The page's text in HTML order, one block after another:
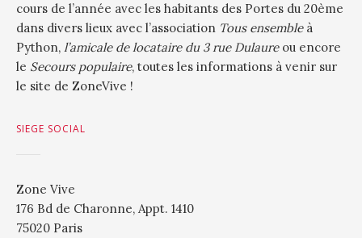
cours de l’année avec les habitants des Portes du 20ème
dans divers lieux avec l’association Tous ensembleà
Python, l’amicale de locataire du 3 rue Dulaureou encore
le Secours populaire, toutes les informations à venir sur
le site de ZoneVive !
SIEGE SOCIAL
Zone Vive
176 Bd de Charonne, Appt. 1410
75020 Paris